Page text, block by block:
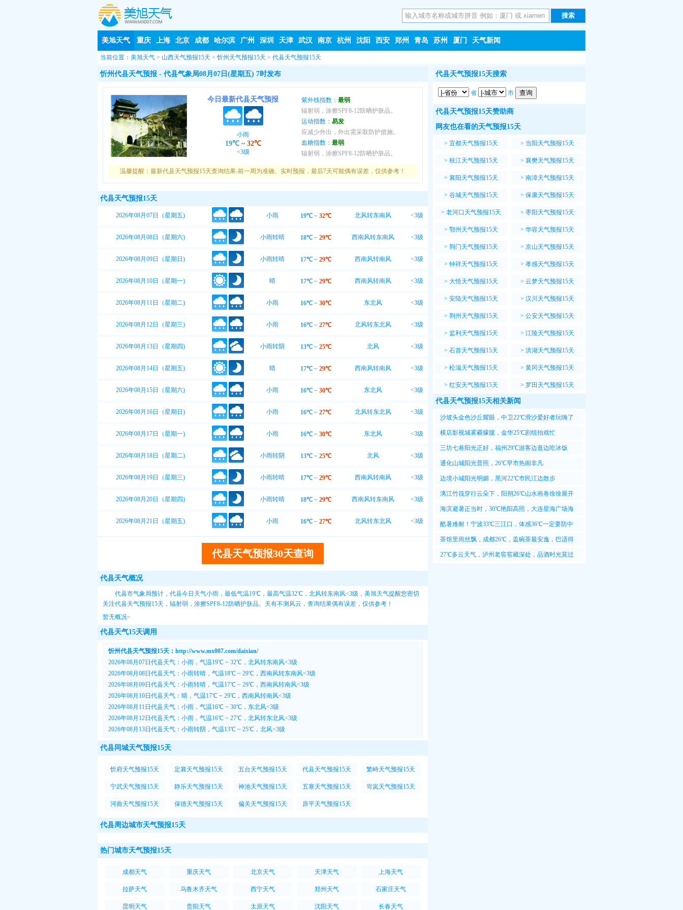
美旭天气 重庆 上海 北京 成都 哈尔滨 广州 深圳 天津 武汉 南京 杭州 沈阳 西安 郑州 青岛 苏州 厦门 天气新闻
当前位置： 美旭天气 > 山西天气预报15天 >忻州天气预报15天 > 代县天气预报15天
忻州代县天气预报 - 代县气象局08月07日(星期五) 7时发布
今日最新代县天气预报
小雨
19℃~ 32℃
<3级
紫外线指数： 最弱
辐射弱，涂擦SPF8-12防晒护肤品。
运动指数： 易发
应减少外出，外出需采取防护措施。
血糖指数： 最弱
辐射弱，涂擦SPF8-12防晒护肤品。
温馨提醒：最新代县天气预报15天查询结果-前一周为准确、实时预报，最后7天可能偶有误差，仅供参考！
代县天气预报15天
2026年08月07日（星期五) 小雨 19℃~ 32℃ 北风转东南风 <3级
2026年08月08日（星期六) 小雨转晴 18℃~ 29℃ 西南风转东南风 <3级
2026年08月09日（星期日) 小雨转晴 17℃~ 29℃ 西南风转南风 <3级
2026年08月10日（星期一) 晴 17℃~ 29℃ 西南风转南风 <3级
2026年08月11日（星期二) 小雨 16℃~ 30℃ 东北风 <3级
2026年08月12日（星期三) 小雨 16℃~ 27℃ 北风转东北风 <3级
2026年08月13日（星期四) 小雨转阴 13℃~ 25℃ 北风 <3级
2026年08月14日（星期五) 晴 17℃~ 29℃ 西南风转南风 <3级
2026年08月15日（星期六) 小雨 16℃~ 30℃ 东北风 <3级
2026年08月16日（星期日) 小雨 16℃~ 27℃ 北风转东北风 <3级
2026年08月17日（星期一) 小雨 16℃~ 30℃ 东北风 <3级
2026年08月18日（星期二) 小雨转阴 13℃~ 25℃ 北风 <3级
2026年08月19日（星期三) 小雨转晴 17℃~ 29℃ 西南风转南风 <3级
2026年08月20日（星期四) 小雨转晴 18℃~ 29℃ 西南风转东南风 <3级
2026年08月21日（星期五) 小雨 16℃~ 27℃ 北风转东北风 <3级
代县天气预报30天查询
代县天气概况
代县市气象局预计，代县今日天气小雨，最低气温19℃，最高气温32℃，北风转东南风<3级， 美旭天气提醒您密切
关注代县天气预报15天 ，辐射弱，涂擦SPF8-12防晒护肤品。天有不测风云，查询结果偶有误差，仅供参考！
暂无概况~
代县天气15天调用
忻州代县天气预报15天：http://www.mx007.com/daixian/
2026年08月07日代县天气：小雨，气温19℃ ~ 32℃，北风转东南风<3级
2026年08月08日代县天气：小雨转晴，气温18℃ ~ 29℃，西南风转东南风<3级
2026年08月09日代县天气：小雨转晴，气温17℃ ~ 29℃，西南风转南风<3级
2026年08月10日代县天气：晴，气温17℃ ~ 29℃，西南风转南风<3级
2026年08月11日代县天气：小雨，气温16℃ ~ 30℃，东北风<3级
2026年08月12日代县天气：小雨，气温16℃ ~ 27℃，北风转东北风<3级
2026年08月13日代县天气：小雨转阴，气温13℃ ~ 25℃，北风<3级
代县同城天气预报15天
忻府天气预报15天 定襄天气预报15天 五台天气预报15天 代县天气预报15天 繁峙天气预报15天
宁武天气预报15天 静乐天气预报15天 神池天气预报15天 五寨天气预报15天 岢岚天气预报15天
河曲天气预报15天 保德天气预报15天 偏关天气预报15天 原平天气预报15天
代县周边城市天气预报15天
热门城市天气预报15天
成都天气 重庆天气 北京天气 天津天气 上海天气
拉萨天气 乌鲁木齐天气 西宁天气 郑州天气 石家庄天气
昆明天气 贵阳天气 太原天气 沈阳天气 长春天气
代县天气预报15天搜索
省 市
代县天气预报15天赞助商
网友也在看的天气预报15天
> 宜都天气预报15天 > 当阳天气预报15天
> 枝江天气预报15天 > 襄樊天气预报15天
> 襄阳天气预报15天 > 南漳天气预报15天
> 谷城天气预报15天 > 保康天气预报15天
> 老河口天气预报15天 > 枣阳天气预报15天
> 鄂州天气预报15天 > 华容天气预报15天
> 荆门天气预报15天 > 京山天气预报15天
> 钟祥天气预报15天 > 孝感天气预报15天
> 大悟天气预报15天 > 云梦天气预报15天
> 安陆天气预报15天 > 汉川天气预报15天
> 荆州天气预报15天 > 公安天气预报15天
> 监利天气预报15天 > 江陵天气预报15天
> 石首天气预报15天 > 洪湖天气预报15天
> 松滋天气预报15天 > 黄冈天气预报15天
> 红安天气预报15天 > 罗田天气预报15天
代县天气预报15天相关新闻
沙坡头金色沙丘耀眼，中卫22℃滑沙爱好者玩嗨了
横店影视城雾霾朦胧，金华25℃剧组拍戏忙
三坊七巷阳光正好，福州29℃游客边逛边吃冰饭
通化山城阳光普照，26℃早市热闹非凡
边境小城阳光明媚，黑河22℃市民江边散步
漓江竹筏穿行云朵下，阳朔26℃山水画卷徐徐展开
海滨避暑正当时，30℃艳阳高照，大连星海广场海
风爽
酷暑难耐！宁波33℃三江口，体感36℃一定要防中
暑
茶馆里雨丝飘，成都26℃，盖碗茶最安逸，巴适得
很
27℃多云天气，泸州老窖窖藏深处，品酒时光莫过